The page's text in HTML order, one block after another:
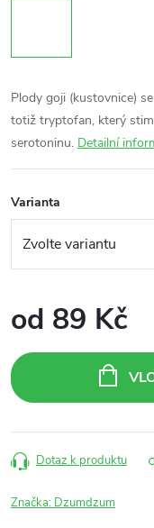
Plody goji (kustovnice)
totiž tryptofan, který
serotoninu. Detailní
Varianta
od 89 Kč
cena:
Dotaz k produktu
Značka: Dzumdzum